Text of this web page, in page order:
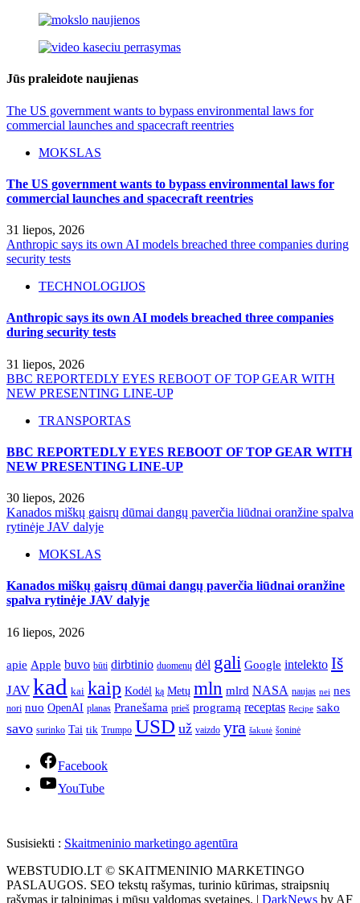
Jūs praleidote naujienas
The US government wants to bypass environmental laws for
commercial launches and spacecraft reentries
MOKSLAS
The US government wants to bypass environmental laws for
commercial launches and spacecraft reentries
31 liepos, 2026
Anthropic says its own AI models breached three companies during
security tests
TECHNOLOGIJOS
Anthropic says its own AI models breached three companies
during security tests
31 liepos, 2026
BBC REPORTEDLY EYES REBOOT OF TOP GEAR WITH
NEW PRESENTING LINE-UP
TRANSPORTAS
BBC REPORTEDLY EYES REBOOT OF TOP GEAR WITH
NEW PRESENTING LINE-UP
30 liepos, 2026
Kanados miškų gaisrų dūmai dangų paverčia liūdnai oranžine spalva
rytinėje JAV dalyje
MOKSLAS
Kanados miškų gaisrų dūmai dangų paverčia liūdnai oranžine
spalva rytinėje JAV dalyje
16 liepos, 2026
apie Apple buvo būti dirbtinio duomenų dėl gali Google intelekto Iš
JAV kad kai kaip Kodėl ką Metų mln mlrd NASA naujas nei nes
nori nuo OpenAI planas Pranešama prieš programą receptas Recipe sako
savo surinko Tai tik Trumpo USD už vaizdo yra šakutė šoninė
Facebook
YouTube
Susisiekti : Skaitmeninio marketingo agentūra
WEBSTUDIO.LT © SKAITMENINIO MARKETINGO
PASLAUGOS. SEO tekstų rašymas, turinio kūrimas, straipsnių
rašymas ir talpinimas į mūsų valdomas svetaines. | DarkNews by AF